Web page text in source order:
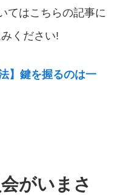
てはこちらの記事に
ください!
】鍵を握るのは一
がいまさ